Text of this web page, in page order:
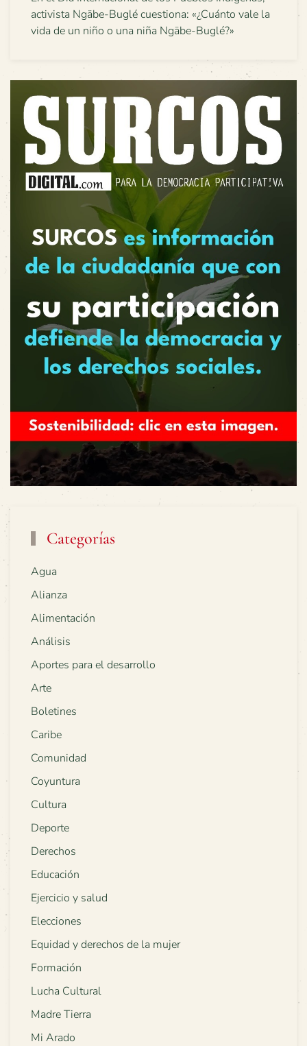
activista Ngäbe-Buglé cuestiona: «¿Cuánto vale la
vida de un niño o una niña Ngäbe-Buglé?»
Categorías
Agua
Alianza
Alimentación
Análisis
Aportes para el desarrollo
Arte
Boletines
Caribe
Comunidad
Coyuntura
Cultura
Deporte
Derechos
Educación
Ejercicio y salud
Elecciones
Equidad y derechos de la mujer
Formación
Lucha Cultural
Madre Tierra
Mi Arado